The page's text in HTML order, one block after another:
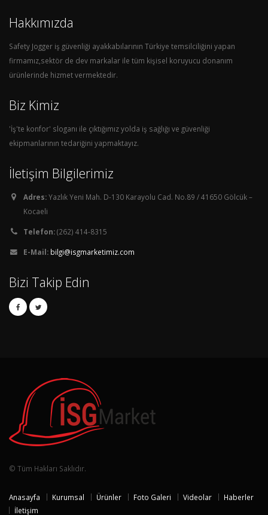
Hakkımızda
Safety Jogger iş güvenliği ayakkabılarının Türkiye temsilciliğini yapan
firmamız,sektör de dev markalar ile tüm kişisel koruyucu donanım
ürünlerinde hizmet vermektedir.
Biz Kimiz
'İş'te konfor' sloganı ile çıktığımız yolda iş sağlığı ve güvenliği
ekipmanlarının tedariğini yapmaktayız.
İletişim Bilgilerimiz
Adres:Yazlık Yeni Mah. D-130 Karayolu Cad. No.89 / 41650 Gölcük –
Kocaeli
Telefon:(262) 414-8315
E-Mail: bilgi@isgmarketimiz.com
Bizi Takip Edin
© Tüm Hakları Saklıdır.
Anasayfa Kurumsal Ürünler Foto Galeri Videolar
Haberler
İletişim